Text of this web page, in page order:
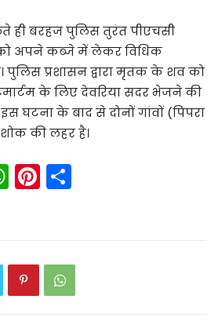
ही बरहज पुलिस तुरंत पीएचसी
अपने कब्जे में लेकर विधिक
पुलिस प्रशासन द्वारा मृतक के शव को
के लिए देवरिया सदर भेजने की
इस घटना के बाद से दोनों गांवों (पिपरा
की लहर है।
W
h
A
p
Pi
nt
st